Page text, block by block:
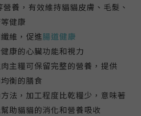
營養，有效維持貓貓皮膚、毛髮、
健康
維，促進腸道健康
康的心臟功能和視力
主糧可保留完整的營養，提供
衡的膳食
法，加工程度比乾糧少，意味著
助貓貓的消化和營養吸收